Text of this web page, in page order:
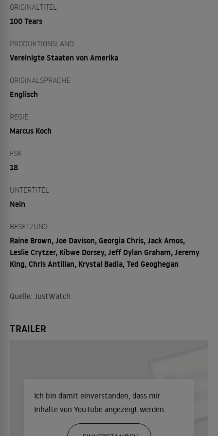
ORIGINALTITEL
100 Tears
PRODUKTIONSLAND
Vereinigte Staaten von Amerika
ORIGINALSPRACHE
Englisch
REGIE
Marcus Koch
FSK
18
UNTERTITEL
Nein
BESETZUNG
Raine Brown, Joe Davison, Georgia Chris, Jack Amos,
Leslie Crytzer, Kibwe Dorsey, Jeff Dylan Graham, Jeremy
King, Chris Antilian, Krystal Badia, Ted Geoghegan
Quelle: JustWatch
TRAILER
Ich bin damit einverstanden, dass mir
Inhalte von YouTube angezeigt werden.